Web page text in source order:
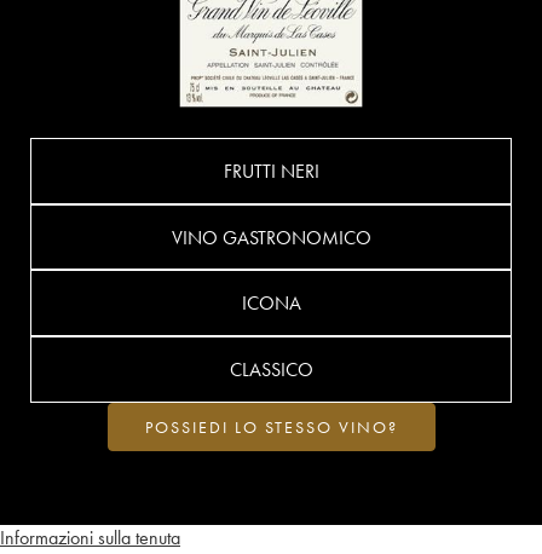
Informazioni sulla tenuta
FRUTTI NERI
VINO GASTRONOMICO
ICONA
CLASSICO
POSSIEDI LO STESSO VINO?